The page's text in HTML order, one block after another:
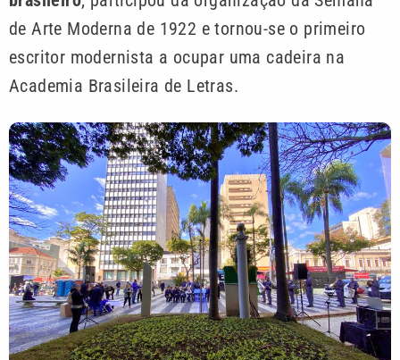
de Arte Moderna de 1922 e tornou-se o primeiro
escritor modernista a ocupar uma cadeira na
Academia Brasileira de Letras.